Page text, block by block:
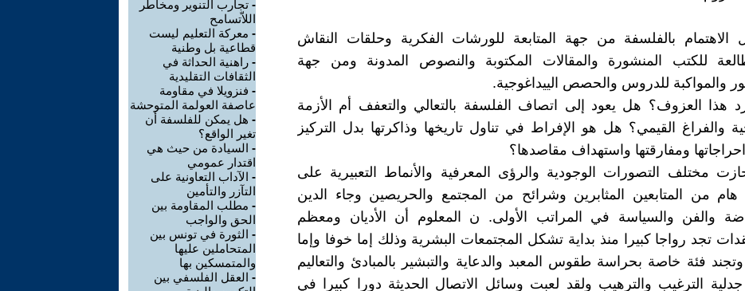
الاهتمام بالفلسفة من جهة المتابعة للورشات الفكرية وحلقات النقاش
للكتب المنشورة والمقالات المكتوبة والنصوص المدونة ومن جهة
والمواكبة للدروس والحصص الييداغوجية.
هذا العزوف؟ هل يعود إلى اتصاف الفلسفة بالتعالي والتعفف أم الأزمة
والفراغ القيمي؟ هل هو الإفراط في تناول تاريخها وذاكرتها بدل التركيز
ومفارقتها واستهداف مقاصدها؟
مختلف التصورات الوجودية والرؤى المعرفية والأنماط التعبيرية على
من المتابعين المثابرين وشرائح من المجتمع والحريصين وجاء الدين
والفن والسياسة في المراتب الأولى. ن المعلوم أن الأديان ومعظم
تجد رواجا كبيرا منذ بداية تشكل المجتمعات البشرية وذلك إما خوفا وإما
فئة خاصة بحراسة طقوس المعبد والدعاية والتبشير بالمبادئ والتعاليم
الترغيب والترهيب ولقد لعبت وسائل الاتصال الحديثة دورا كبيرا في
- تجارب التنوير ومخاطر
اللاّتسامح
- معركة التعليم ليست
قطاعية بل وطنية
- راهنية الحداثة في
الثقافات التقليدية
- فنزويلا في مقاومة
عاصفة العولمة المتوحشة
- هل يمكن للفلسفة أن
تغير الواقع؟
- السيادة من حيث هي
اقتدار عمومي
- الآداب التعاونية على
التآزر والتأمين
- مطلب المقاومة بين
الحق والواجب
- الثورة في تونس بين
المتحاملين عليها
والمتمسكين بها
- العقل الفلسفي بين